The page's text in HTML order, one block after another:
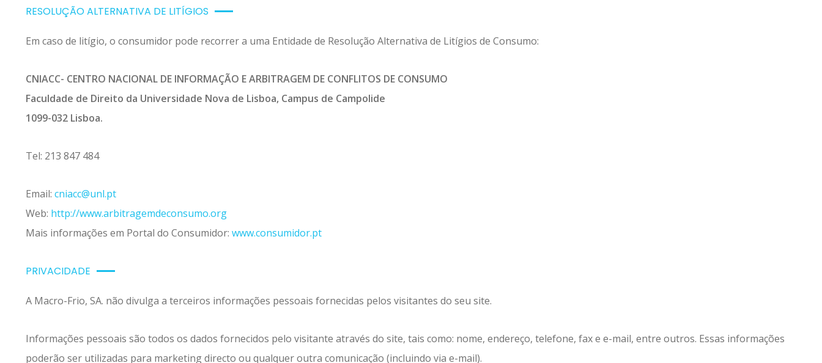
RESOLUÇÃO ALTERNATIVA DE LITÍGIOS
Em caso de litígio, o consumidor pode recorrer a uma Entidade de Resolução Alternativa de Litígios de Consumo:
CNIACC- CENTRO NACIONAL DE INFORMAÇÃO E ARBITRAGEM DE CONFLITOS DE CONSUMO
Faculdade de Direito da Universidade Nova de Lisboa, Campus de Campolide
1099-032 Lisboa.
Tel: 213 847 484
Email: cniacc@unl.pt
Web: http://www.arbitragemdeconsumo.org
Mais informações em Portal do Consumidor: www.consumidor.pt
PRIVACIDADE
A Macro-Frio, SA. não divulga a terceiros informações pessoais fornecidas pelos visitantes do seu site.
Informações pessoais são todos os dados fornecidos pelo visitante através do site, tais como: nome, endereço, telefone, fax e e-mail, entre outros. Essas informações
poderão ser utilizadas para marketing directo ou qualquer outra comunicação (incluindo via e-mail).